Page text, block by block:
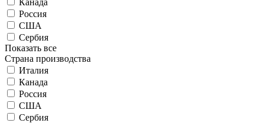
Россия
США
Сербия
Показать все
Страна производства
Италия
Канада
Россия
США
Сербия